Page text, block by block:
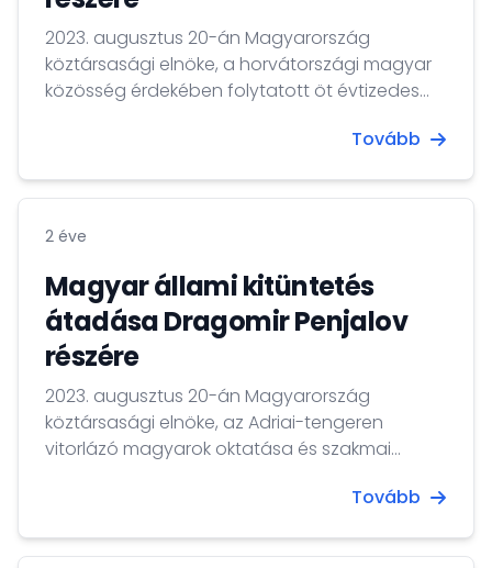
2023. augusztus 20-án Magyarország
köztársasági elnöke, a horvátországi magyar
közösség érdekében folytatott öt évtizedes
tevékenysége elismeréseként a Magyar Arany
Szekeres Péter úrnak, a Horvátországi
Magyarok Demokratikus Közösségének
elnökségi tagjának és Zágráb Megye magyar
kisebbségi képviselőjének. Az állami kitüntetést
Dr. Demcsák Csaba...
Tovább
2 éve
Magyar állami kitüntetés
átadása Dragomir Penjalov
részére
2023. augusztus 20-án Magyarország
köztársasági elnöke, az Adriai-tengeren
vitorlázó magyarok oktatása és szakmai
vonatkozású tengeri vitorlásverseny
több évtizedes odaadó tevékenysége
Tovább